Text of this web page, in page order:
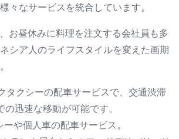
々なサービスを統合しています。
お昼休みに料理を注文する会社員も多
シア人のライフスタイルを変えた画期
タクシーの配車サービスで、交通渋滞
迅速な移動が可能です。
ーや個人車の配車サービス。